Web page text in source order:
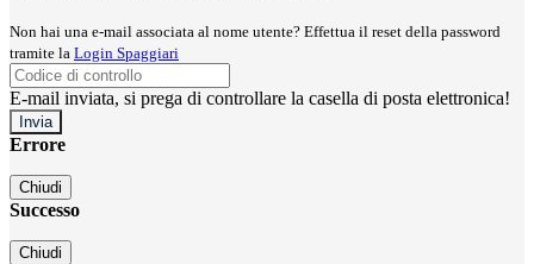
Non hai una e-mail associata al nome utente? Effettua il reset della password
tramite la Login Spaggiari
E-mail inviata, si prega di controllare la casella di posta elettronica!
Errore
Chiudi
Successo
Chiudi